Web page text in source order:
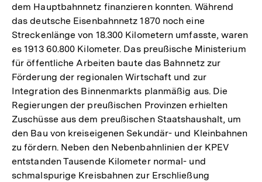
dem Hauptbahnnetz finanzieren konnten. Während
das deutsche Eisenbahnnetz 1870 noch eine
Streckenlänge von 18.300 Kilometern umfasste, waren
es 1913 60.800 Kilometer. Das preußische Ministerium
für öffentliche Arbeiten baute das Bahnnetz zur
Förderung der regionalen Wirtschaft und zur
Integration des Binnenmarkts planmäßig aus. Die
Regierungen der preußischen Provinzen erhielten
Zuschüsse aus dem preußischen Staatshaushalt, um
den Bau von kreiseigenen Sekundär- und Kleinbahnen
zu fördern. Neben den Nebenbahnlinien der KPEV
entstanden Tausende Kilometer normal- und
schmalspurige Kreisbahnen zur Erschließung